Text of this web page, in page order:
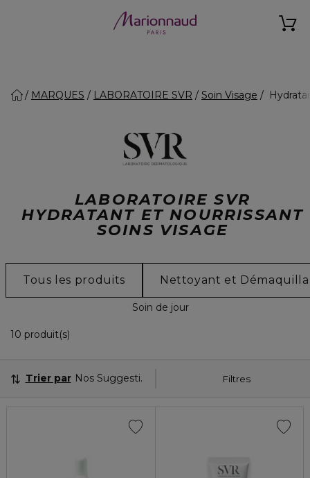
MARQUES LABORATOIRE SVR Soin Visage
LABORATOIRE SVR
HYDRATANT ET NOURRISSANT
SOINS VISAGE
Tous les produits Nettoyant et
Soin de jour
10 produit(s)
Filtres
Trier par Nos Suggestions